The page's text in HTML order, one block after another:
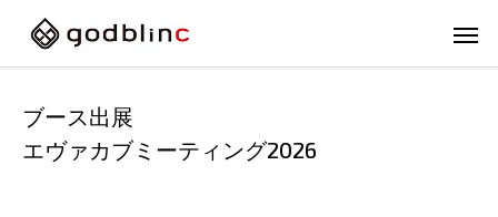
ブース出展
エヴァカブミーティング2026